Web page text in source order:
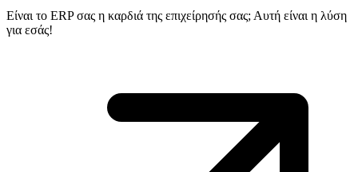
Είναι το ERP σας η καρδιά της επιχείρησής σας; Αυτή είναι η λύση
για εσάς!